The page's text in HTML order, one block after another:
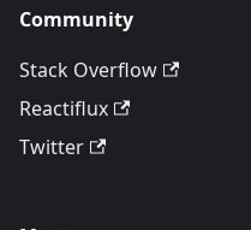
Community
Stack Overflow
Reactiflux
Twitter